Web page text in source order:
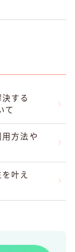
する
て
用方法や
叶え